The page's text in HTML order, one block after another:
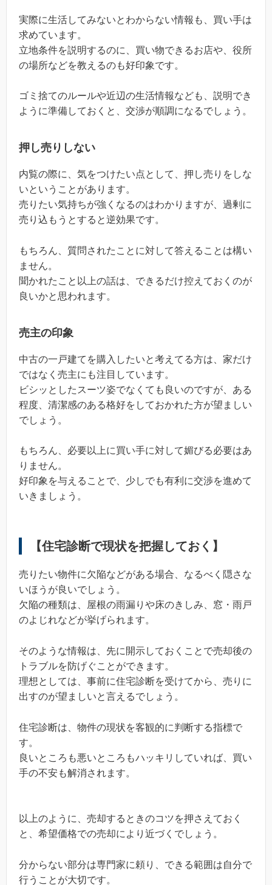
実際に生活してみないとわからない情報も、買い手は
求めています。
立地条件を説明するのに、買い物できるお店や、役所
の場所などを教えるのも好印象です。
ゴミ捨てのルールや近辺の生活情報なども、説明でき
ように準備しておくと、交渉が順調になるでしょう。
押し売りしない
内覧の際に、気をつけたい点として、押し売りをしな
いということがあります。
売りたい気持ちが強くなるのはわかりますが、過剰に
売り込もうとすると逆効果です。
もちろん、質問されたことに対して答えることは構い
ません。
聞かれたこと以上の話は、できるだけ控えておくのが
良いかと思われます。
売主の印象
中古の一戸建てを購入したいと考えてる方は、家だけ
ではなく売主にも注目しています。
ビシッとしたスーツ姿でなくても良いのですが、ある
程度、清潔感のある格好をしておかれた方が望ましい
でしょう。
もちろん、必要以上に買い手に対して媚びる必要はあ
りません。
好印象を与えることで、少しでも有利に交渉を進めて
いきましょう。
【住宅診断で現状を把握しておく】
売りたい物件に欠陥などがある場合、なるべく隠さな
いほうが良いでしょう。
欠陥の種類は、屋根の雨漏りや床のきしみ、窓・雨戸
のよじれなどが挙げられます。
そのような情報は、先に開示しておくことで売却後の
トラブルを防げぐことができます。
理想としては、事前に住宅診断を受けてから、売りに
出すのが望ましいと言えるでしょう。
住宅診断は、物件の現状を客観的に判断する指標で
す。
良いところも悪いところもハッキリしていれば、買い
手の不安も解消されます。
以上のように、売却するときのコツを押さえておく
と、希望価格での売却により近づくでしょう。
分からない部分は専門家に頼り、できる範囲は自分で
行うことが大切です。